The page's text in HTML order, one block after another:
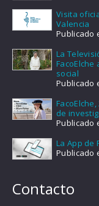
Visita
Valencia
Publicado
La
social
Publicado
de
Publicado
La App de
Publicado
Contacto